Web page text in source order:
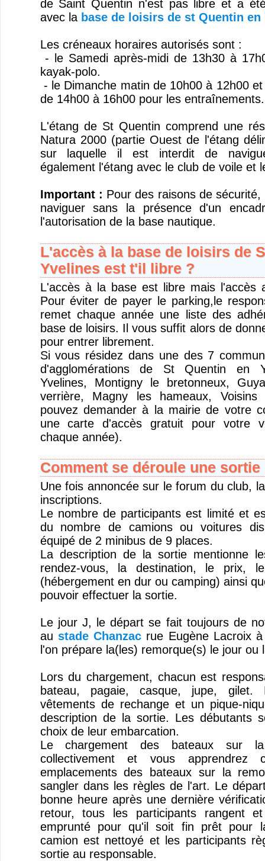
de Saint Quentin n'est pas libre et a
avec la base de loisirs de st Quentin en
Les créneaux horaires autorisés sont :
- le Samedi après-midi de 13h30 à
kayak-polo.
- le Dimanche matin de 10h00 à 12h00
de 14h00 à 16h00 pour les entraînements.
L'étang de St Quentin comprend une
Natura 2000 (partie Ouest de l'étang
sur laquelle il est interdit de
également l'étang avec le club de voile et
Important : Pour des raisons de
naviguer sans la présence d'un
l'autorisation de la base nautique.
L'accès à la base de loisirs de
Yvelines est t'il libre ?
L'accès à la base est libre mais l'accès
Pour éviter de payer le parking,le
remet chaque année une liste des
base de loisirs. Il vous suffit alors de
pour entrer librement.
Si vous résidez dans une des 7
d'agglomérations de St Quentin en
Yvelines, Montigny le bretonneux,
verrière, Magny les hameaux,
pouvez demander à la mairie de votre
une carte d'accès gratuit pour votre
chaque année).
Comment se déroule une sortie
Une fois annoncée sur le forum du club,
inscriptions.
Le nombre de participants est limité et
du nombre de camions ou voitures
équipé de 2 minibus de 9 places.
La description de la sortie mentionne
rendez-vous, la destination, le prix,
(hébergement en dur ou camping) ainsi
pouvoir effectuer la sortie.
Le jour J, le départ se fait toujours de
au stade Chanzac rue Eugène Lacroix
l'on prépare la(les) remorque(s) le jour ou
Lors du chargement, chacun est
bateau, pagaie, casque, jupe,
vêtements de rechange et un pique-
description de la sortie. Les débutants
choix de leur embarcation.
Le chargement des bateaux sur
collectivement et vous apprendrez
emplacements des bateaux sur la
sangler dans les règles de l'art. Le
bonne heure après une dernière
retour, tous les participants rangent
emprunté pour qu'il soit fin prêt pour
camion est nettoyé et les participants
sortie au responsable.